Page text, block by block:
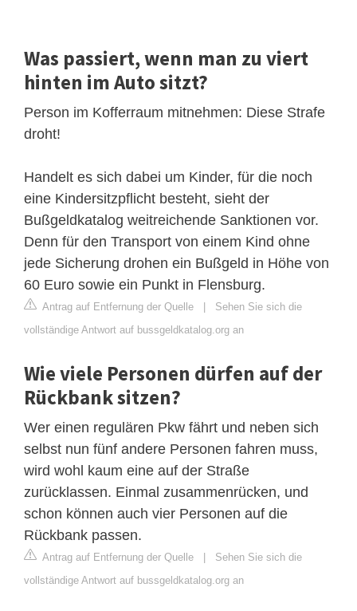
Was passiert, wenn man zu viert
hinten im Auto sitzt?
Person im Kofferraum mitnehmen: Diese Strafe
droht!
Handelt es sich dabei um Kinder, für die noch
eine Kindersitzpflicht besteht, sieht der
Bußgeldkatalog weitreichende Sanktionen vor.
Denn für den Transport von einem Kind ohne
jede Sicherung drohen ein Bußgeld in Höhe von
60 Euro sowie ein Punkt in Flensburg.
Antrag auf Entfernung der Quelle
Sehen Sie sich die
vollständige Antwort auf bussgeldkatalog.org an
Wie viele Personen dürfen auf der
Rückbank sitzen?
Wer einen regulären Pkw fährt und neben sich
selbst nun fünf andere Personen fahren muss,
wird wohl kaum eine auf der Straße
zurücklassen. Einmal zusammenrücken, und
schon können auch vier Personen auf die
Rückbank passen.
Antrag auf Entfernung der Quelle
Sehen Sie sich die
vollständige Antwort auf bussgeldkatalog.org an